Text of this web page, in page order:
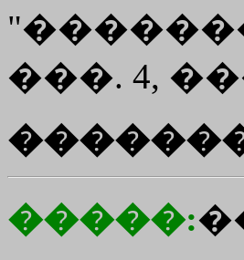
���. 4,
�����: